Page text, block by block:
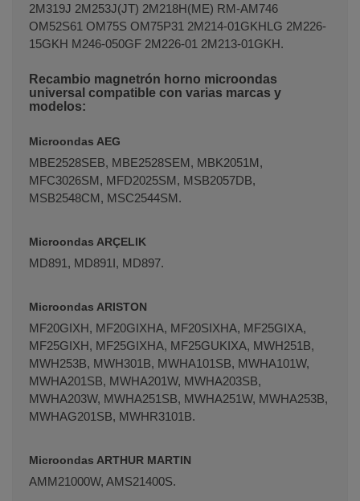
2M319J 2M253J(JT) 2M218H(ME) RM-AM746
OM52S61 OM75S OM75P31 2M214-01GKHLG 2M226-
15GKH M246-050GF 2M226-01 2M213-01GKH.
Recambio magnetrón horno microondas
universal compatible con varias marcas y
modelos:
Microondas AEG
MBE2528SEB, MBE2528SEM, MBK2051M,
MFC3026SM, MFD2025SM, MSB2057DB,
MSB2548CM, MSC2544SM.
Microondas ARÇELIK
MD891, MD891I, MD897.
Microondas ARISTON
MF20GIXH, MF20GIXHA, MF20SIXHA, MF25GIXA,
MF25GIXH, MF25GIXHA, MF25GUKIXA, MWH251B,
MWH253B, MWH301B, MWHA101SB, MWHA101W,
MWHA201SB, MWHA201W, MWHA203SB,
MWHA203W, MWHA251SB, MWHA251W, MWHA253B,
MWHAG201SB, MWHR3101B.
Microondas ARTHUR MARTIN
AMM21000W, AMS21400S.